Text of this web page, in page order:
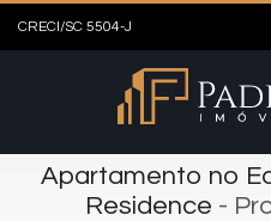
CRECI/SC 5504-J
Apartamento no
Residence -